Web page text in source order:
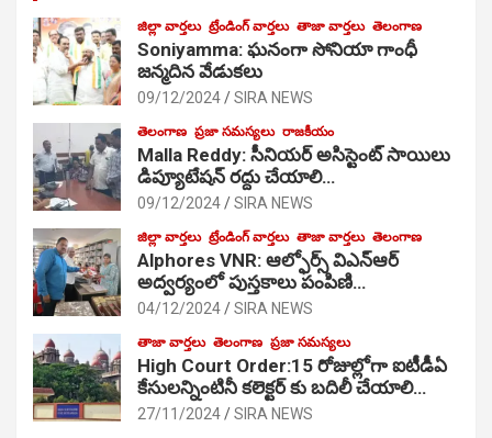
జిల్లా వార్తలు ట్రేండింగ్ వార్తలు తాజా వార్తలు తెలంగాణ
Soniyamma: ఘ‌నంగా సోనియా గాంధీ
జ‌న్మ‌దిన వేడుక‌లు
09/12/2024 SIRA NEWS
తెలంగాణ ప్రజా సమస్యలు రాజకీయం
Malla Reddy: సీనియర్ అసిస్టెంట్ సాయిలు
డిప్యూటేషన్ రద్దు చేయాలి…
09/12/2024 SIRA NEWS
జిల్లా వార్తలు ట్రేండింగ్ వార్తలు తాజా వార్తలు తెలంగాణ
Alphores VNR: ఆల్ఫోర్స్ విఎన్ఆర్
అద్వర్యంలో పుస్తకాలు పంపిణి…
04/12/2024 SIRA NEWS
తాజా వార్తలు తెలంగాణ ప్రజా సమస్యలు
High Court Order:15 రోజుల్లోగా ఐటీడీఏ
కేసులన్నింటినీ కలెక్టర్ కు బదిలీ చేయాలి…
27/11/2024 SIRA NEWS